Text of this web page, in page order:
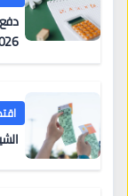
2026